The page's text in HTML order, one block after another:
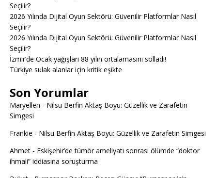
Seçilir?
2026 Yılında Dijital Oyun Sektörü: Güvenilir Platformlar Nasıl
Seçilir?
2026 Yılında Dijital Oyun Sektörü: Güvenilir Platformlar Nasıl
Seçilir?
İzmir’de Ocak yağışları 88 yılın ortalamasını solladı!
Türkiye sulak alanlar için kritik eşikte
Son Yorumlar
Maryellen - Nilsu Berfin Aktaş Boyu: Güzellik ve Zarafetin
Simgesi
Frankie - Nilsu Berfin Aktaş Boyu: Güzellik ve Zarafetin Simgesi
Ahmet - Eskişehir’de tümör ameliyatı sonrası ölümde “doktor
ihmali” iddiasına soruşturma